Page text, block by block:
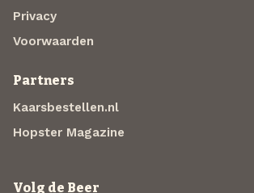
Privacy
Voorwaarden
Partners
Kaarsbestellen.nl
Hopster Magazine
Volg de Beer